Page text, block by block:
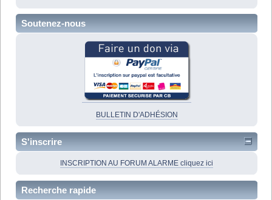
Soutenez-nous
BULLETIN D'ADHÉSION
S'inscrire
INSCRIPTION AU FORUM ALARME cliquez ici
Recherche rapide